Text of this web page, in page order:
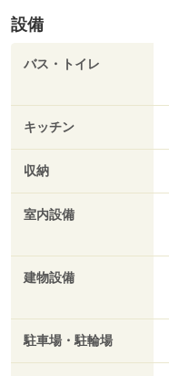
設備
バス・トイレ
キッチン
収納
室内設備
建物設備
駐車場・駐輪場